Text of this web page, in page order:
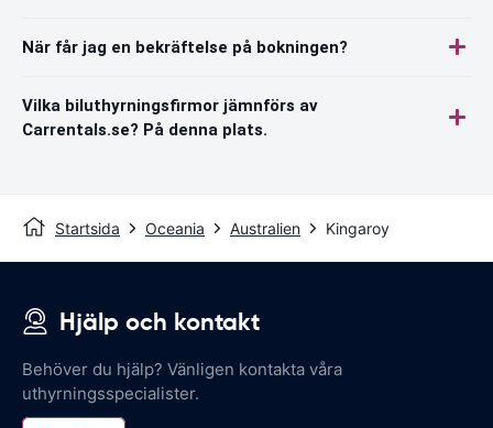
När får jag en bekräftelse på bokningen?
Vilka biluthyrningsfirmor jämnförs av
Carrentals.se? På denna plats.
Startsida Oceania Australien Kingaroy
Hjälp och kontakt
Behöver du hjälp? Vänligen kontakta våra
uthyrningsspecialister.